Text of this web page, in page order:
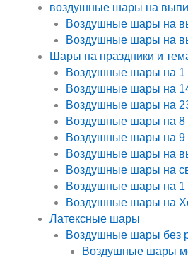
воздушные шары на
Воздушные шары на
Воздушные шары на
Шары на праздники и
Воздушные шары на 1
Воздушные шары на
Воздушные шары на
Воздушные шары на 8
Воздушные шары на 9
Воздушные шары на
Воздушные шары на
Воздушные шары на 1
Воздушные шары на
Латексные шары
Воздушные шары без
Воздушные шары